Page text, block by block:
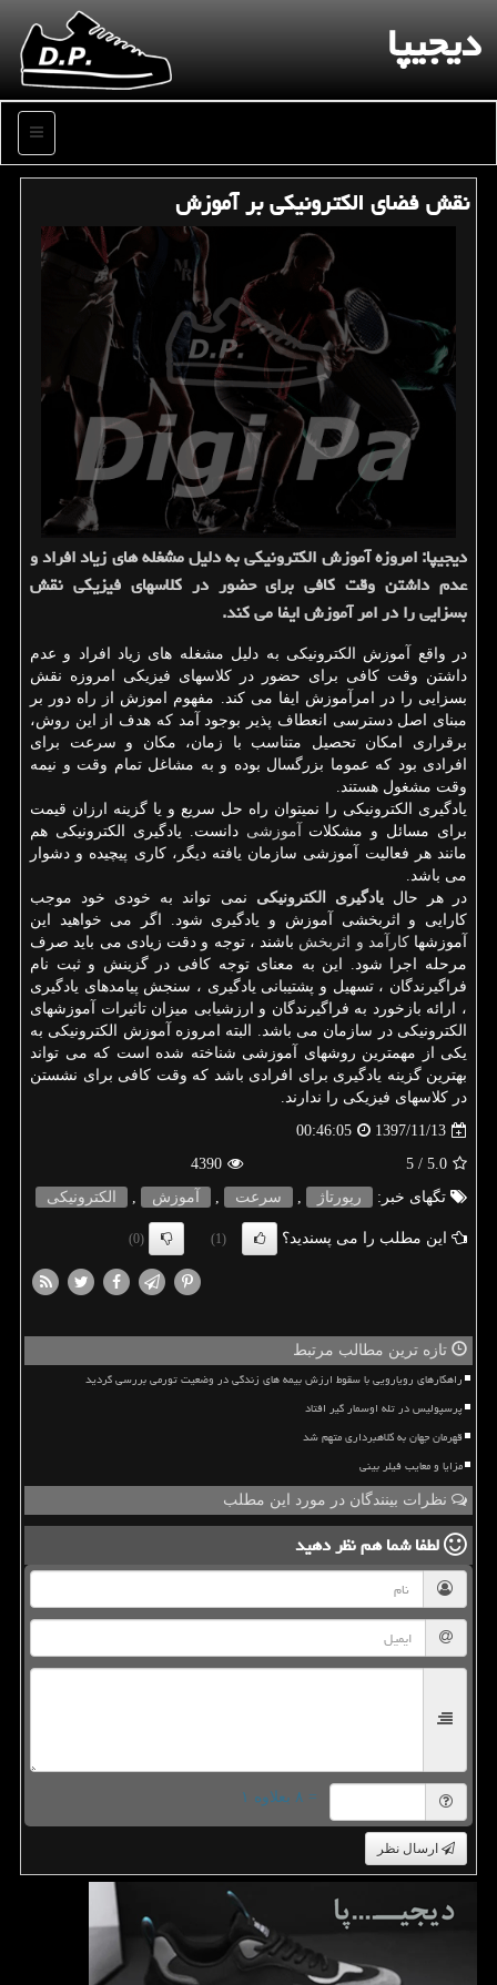
دیجیپا
منو
نقش فضای الكترونیكی بر آموزش
دیجیپا: امروزه آموزش الكترونیكی به دلیل مشغله های زیاد افراد و
عدم داشتن وقت كافی برای حضور در كلاسهای فیزیكی نقش
بسزایی را در امر آموزش ایفا می كند.
در واقع آموزش الکترونیکی به دلیل مشغله های زیاد افراد و عدم
داشتن وقت کافی برای حضور در کلاسهای فیزیکی امروزه نقش
بسزایی را در امرآموزش ایفا می کند. مفهوم اموزش از راه دور بر
مبنای اصل دسترسی انعطاف پذیر بوجود آمد که هدف از این روش،
برقراری امکان تحصیل متناسب با زمان، مکان و سرعت برای
افرادی بود که عموما بزرگسال بوده و به مشاغل تمام وقت و نیمه
وقت مشغول هستند.
یادگیری الکترونیکی را نمیتوان راه حل سریع و یا گزینه ارزان قیمت
برای مسائل و مشکلات آموزشی دانست. یادگیری الکترونیکی هم
مانند هر فعالیت آموزشی سازمان یافته دیگر، کاری پیچیده و دشوار
می باشد.
در هر حالیادگیری الکترونیکی نمی تواند به خودی خود موجب
کارایی و اثربخشی آموزش و یادگیری شود. اگر می خواهید این
آموزشهاکارآمد و اثربخش باشند ، توجه و دقت زیادی می باید صرف
مرحله اجرا شود. این به معنای توجه کافی در گزینش و ثبت نام
فراگیرندگان ، تسهیل و پشتیبانی یادگیری ، سنجش پیامدهای یادگیری
، ارائه بازخورد به فراگیرندگان و ارزشیابی میزان تاثیرات آموزشهای
الکترونیکی در سازمان می باشد. البته امروزه آموزش الکترونیکی به
یکی از مهمترین روشهای آموزشی شناخته شده است که می تواند
بهترین گزینه یادگیری برای افرادی باشد که وقت کافی برای نشستن
در کلاسهای فیزیکی را ندارند.
1397/11/13
00:46:05
5.0
/ 5
4390
تگهای خبر:
رپورتاژ , سرعت , آموزش , الكترونیكی
این مطلب را می پسندید؟ (1)
(0)
تازه ترین مطالب مرتبط
راهکارهای رویارویی با سقوط ارزش بیمه های زندگی در وضعیت تورمی بررسی گردید
پرسپولیس در تله اوسمار گیر افتاد
قهرمان جهان به کلاهبرداری متهم شد
مزایا و معایب فیلر بینی
نظرات بینندگان در مورد این مطلب
لطفا شما همنظر دهید
= ۸ بعلاوه ۱
ارسال نظر